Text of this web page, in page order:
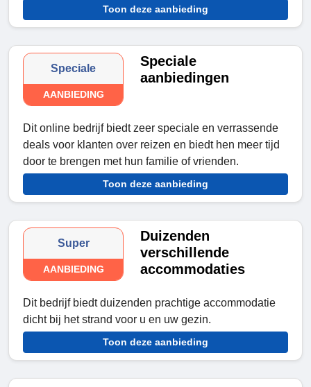
Toon deze aanbieding
Speciale
AANBIEDING
Speciale
aanbiedingen
Dit online bedrijf biedt zeer speciale en verrassende
deals voor klanten over reizen en biedt hen meer tijd
door te brengen met hun familie of vrienden.
Toon deze aanbieding
Super
AANBIEDING
Duizenden
verschillende
accommodaties
Dit bedrijf biedt duizenden prachtige accommodatie
dicht bij het strand voor u en uw gezin.
Toon deze aanbieding